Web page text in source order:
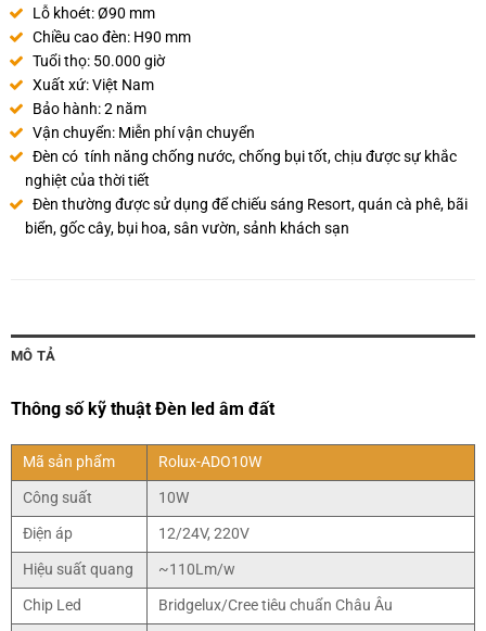
Lỗ khoét: Ø90 mm
Chiều cao đèn: H90 mm
Tuổi thọ: 50.000 giờ
Xuất xứ: Việt Nam
Bảo hành: 2 năm
Vận chuyển: Miễn phí vận chuyển
Đèn có tính năng chống nước, chống bụi tốt, chịu được sự khắc
nghiệt của thời tiết
Đèn thường được sử dụng để chiếu sáng Resort, quán‌ ‌cà‌ ‌phê,‌ ‌bãi‌
‌biển,‌ ‌gốc‌ ‌cây,‌ ‌bụi‌ ‌hoa,‌ ‌sân‌ ‌vườn,‌ ‌sảnh‌ ‌khách‌ ‌sạn
MÔ TẢ
Thông số kỹ thuật Đèn led âm đất
Mã sản phẩm
Rolux-ADO10W
Công suất
10W
Điện áp
12/24V, 220V
Hiệu suất quang
~110Lm/w
Chip Led
Bridgelux/Cree tiêu chuẩn Châu Âu